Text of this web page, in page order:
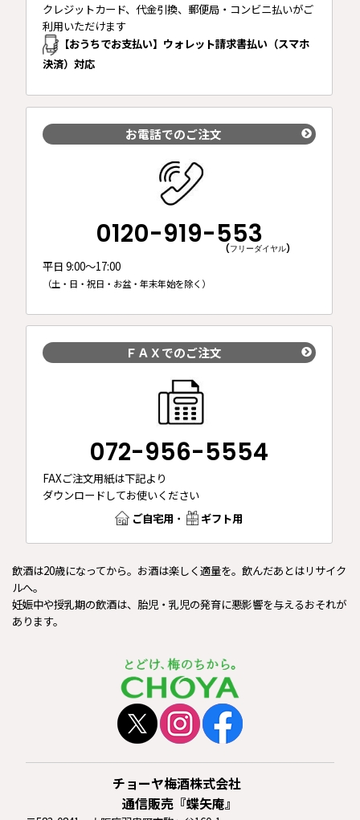
クレジットカード、代金引換、郵便局・コンビニ払いがご
利用いただけます
【おうちでお支払い】ウォレット請求書払い（スマホ
決済）対応
お電話でのご注文
0120-919-553
(フリーダイヤル)
平日 9:00～17:00
（土・日・祝日・お盆・年末年始を除く）
ＦＡＸでのご注文
072-956-5554
FAXご注文用紙は下記より
ダウンロードしてお使いください
ご自宅用 ・ ギフト用
飲酒は20歳になってから。お酒は楽しく適量を。飲んだあとはリサイク
ルへ。
妊娠中や授乳期の飲酒は、胎児・乳児の発育に悪影響を与えるおそれが
あります。
チョーヤ梅酒株式会社
通信販売『蝶矢庵』